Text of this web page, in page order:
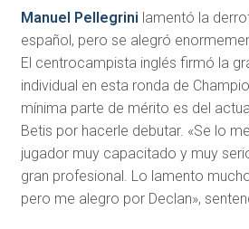
Manuel Pellegrini lamentó la
español, pero se alegró
El centrocampista inglés firmó la
individual en esta ronda de
mínima parte de mérito es del
Betis por hacerle debutar. «Se lo
jugador muy capacitado y muy
gran profesional. Lo lamento
pero me alegro por Declan»,